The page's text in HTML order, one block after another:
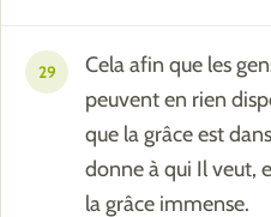
29
Cela afin que les
peuvent en rien
que la grâce est
donne à qui Il veut,
la grâce immense.